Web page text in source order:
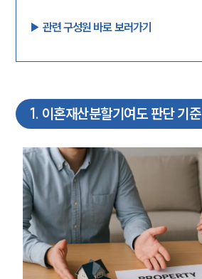
▶︎ 관련 구성원 바로 보러가기
1. 이혼재산분할기여도 판단 기준